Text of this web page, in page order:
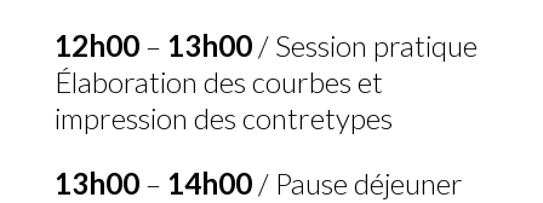
12h00– 13h00/ Session pratique
Élaboration des courbes et
impression des contretypes
13h00– 14h00/ Pause déjeuner